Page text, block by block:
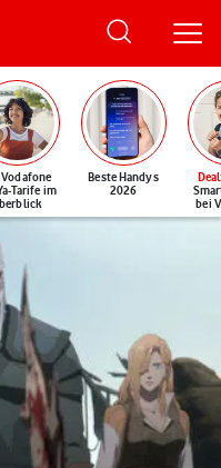
Vodafone
Tarife im
Beste Handys
2026
Deal
bei